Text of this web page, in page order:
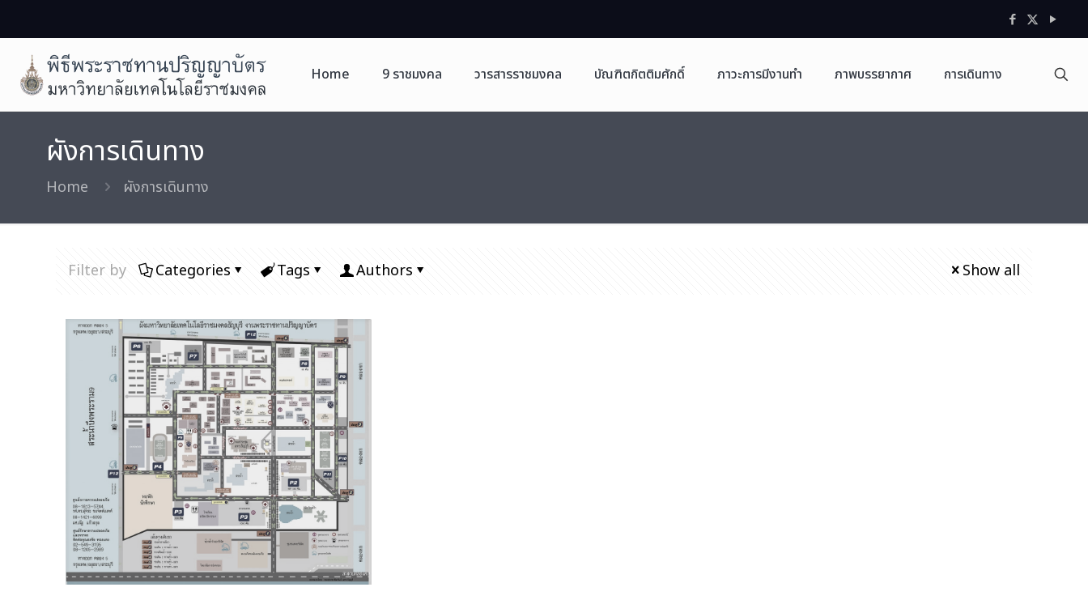
Home 9 ราชมงคล วารสารราชมงคล บัณฑิตกิตติมศักดิ์ ภาวะการมีงานทำ ภาพบรรยากาศ การเดินทาง
ผังการเดินทาง
Home ผังการเดินทาง
Filter by Categories Tags Authors Show all